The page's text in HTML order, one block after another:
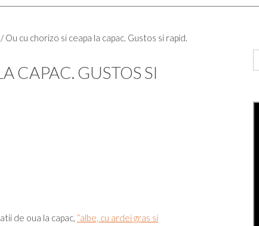
/Ou cu chorizo si ceapa la capac. Gustos si rapid.
CAPAC. GUSTOS SI
de oua la capac, “albe, cu ardei gras si